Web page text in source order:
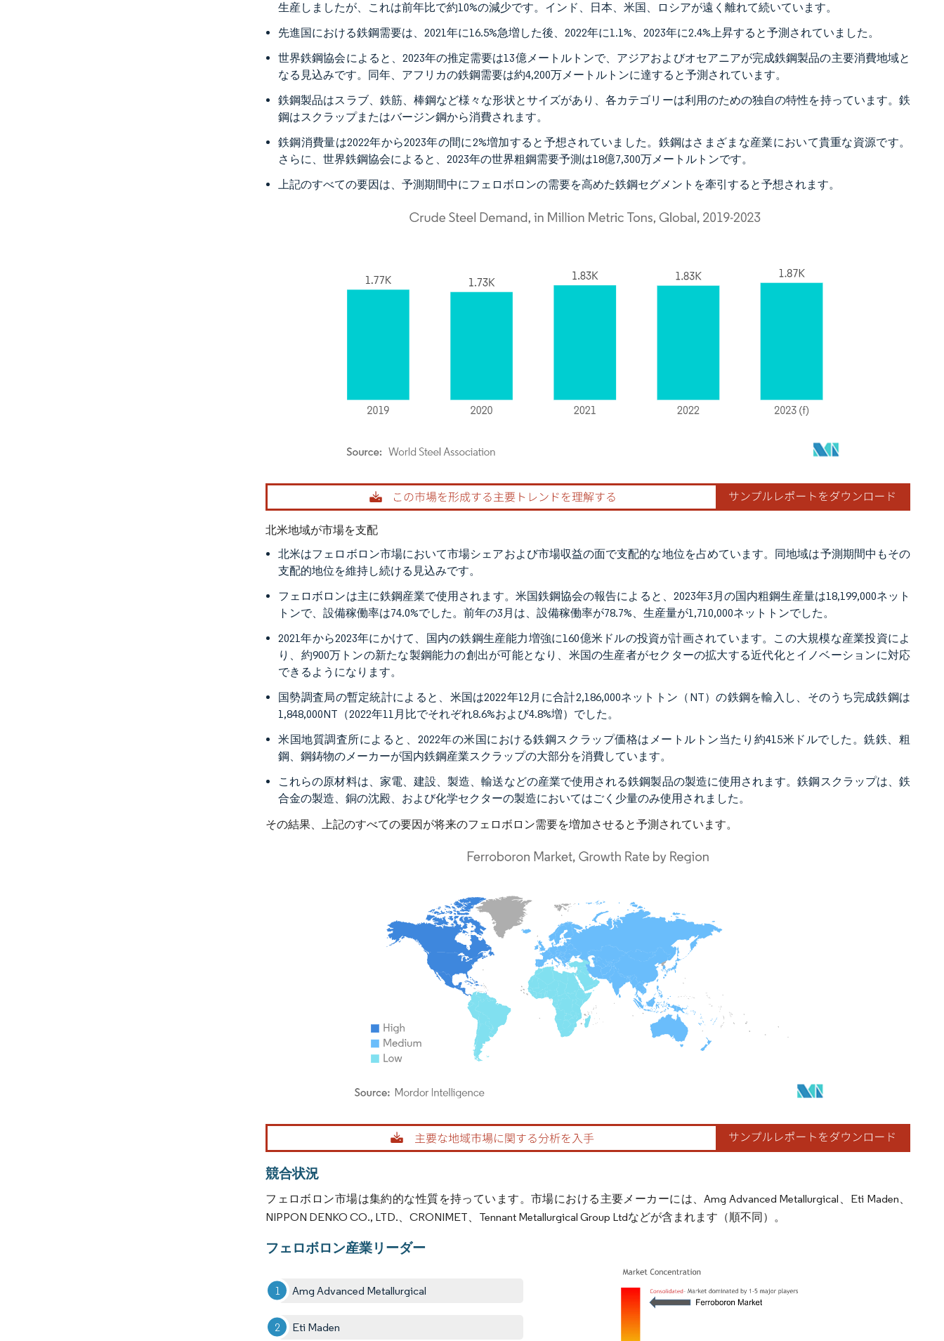
生産しましたが、これは前年比で約10%の減少です。インド、日本、米国、ロシアが遠く離れて続いています。
先進国における鉄鋼需要は、2021年に16.5%急増した後、2022年に1.1%、2023年に2.4%上昇すると予測されていました。
世界鉄鋼協会によると、2023年の推定需要は13億メートルトンで、アジアおよびオセアニアが完成鉄鋼製品の主要消費地域と
なる見込みです。同年、アフリカの鉄鋼需要は約4,200万メートルトンに達すると予測されています。
鉄鋼製品はスラブ、鉄筋、棒鋼など様々な形状とサイズがあり、各カテゴリーは利用のための独自の特性を持っています。鉄
鋼はスクラップまたはバージン鋼から消費されます。
鉄鋼消費量は2022年から2023年の間に2%増加すると予想されていました。鉄鋼はさまざまな産業において貴重な資源です。
さらに、世界鉄鋼協会によると、2023年の世界粗鋼需要予測は18億7,300万メートルトンです。
上記のすべての要因は、予測期間中にフェロボロンの需要を高めた鉄鋼セグメントを牽引すると予想されます。
画像 © Mordor Intelligence。再利用にはCC BY 4.0の表示が必要です。
北米地域が市場を支配
北米はフェロボロン市場において市場シェアおよび市場収益の面で支配的な地位を占めています。同地域は予測期間中もその
支配的地位を維持し続ける見込みです。
フェロボロンは主に鉄鋼産業で使用されます。米国鉄鋼協会の報告によると、2023年3月の国内粗鋼生産量は18,199,000ネット
トンで、設備稼働率は74.0%でした。前年の3月は、設備稼働率が78.7%、生産量が1,710,000ネットトンでした。
2021年から2023年にかけて、国内の鉄鋼生産能力増強に160億米ドルの投資が計画されています。この大規模な産業投資によ
り、約900万トンの新たな製鋼能力の創出が可能となり、米国の生産者がセクターの拡大する近代化とイノベーションに対応
できるようになります。
国勢調査局の暫定統計によると、米国は2022年12月に合計2,186,000ネットトン（NT）の鉄鋼を輸入し、そのうち完成鉄鋼は
1,848,000NT（2022年11月比でそれぞれ8.6%および4.8%増）でした。
米国地質調査所によると、2022年の米国における鉄鋼スクラップ価格はメートルトン当たり約415米ドルでした。銑鉄、粗
鋼、鋼鋳物のメーカーが国内鉄鋼産業スクラップの大部分を消費しています。
これらの原材料は、家電、建設、製造、輸送などの産業で使用される鉄鋼製品の製造に使用されます。鉄鋼スクラップは、鉄
合金の製造、銅の沈殿、および化学セクターの製造においてはごく少量のみ使用されました。
その結果、上記のすべての要因が将来のフェロボロン需要を増加させると予測されています。
画像 © Mordor Intelligence。再利用にはCC BY 4.0の表示が必要です。
競合状況
フェロボロン市場は集約的な性質を持っています。市場における主要メーカーには、Amg Advanced Metallurgical、Eti Maden、
NIPPON DENKO CO., LTD.、CRONIMET、Tennant Metallurgical Group Ltdなどが含まれます（順不同）。
フェロボロン産業リーダー
Amg Advanced Metallurgical
Eti Maden